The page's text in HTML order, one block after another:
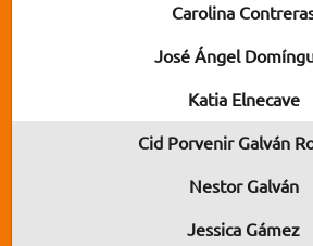
Carolina
José Ángel
Katia Elnecave
Cid Porvenir Galván
Nestor Galván
Jessica Gámez